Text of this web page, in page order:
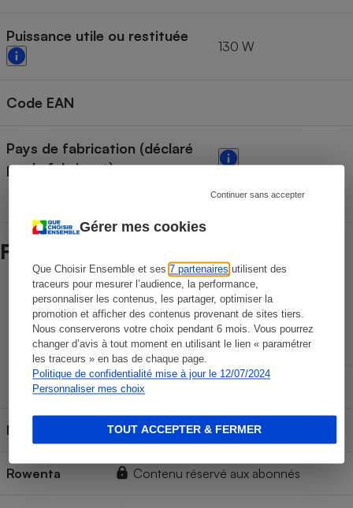
Gérer mes cookies
Que Choisir Ensemble et ses7 partenaires utilisent des
traceurs pour mesurer l’audience, la performance,
personnaliser les contenus, les partager, optimiser la
promotion et afficher des contenus provenant de sites tiers.
Nous conserverons votre choix pendant 6 mois. Vous pourrez
changer d’avis à tout moment en utilisant le lien « paramétrer
les traceurs » en bas de chaque page.
Politique de confidentialité mise à jour le 12/07/2024
Personnaliser mes choix
Continuer sans accepter
TOUT ACCEPTER & FERMER
Puissance utile ou restituée
130 W
Code EAN
Pays de fabrication (déclaré
par le fabricant)
Fiabilité des marques
Durée de vie des marques
Espérance
d'utilisation
Sans panne
Miele Contenu réservé aux abonnés
Rowenta Contenu réservé aux abonnés